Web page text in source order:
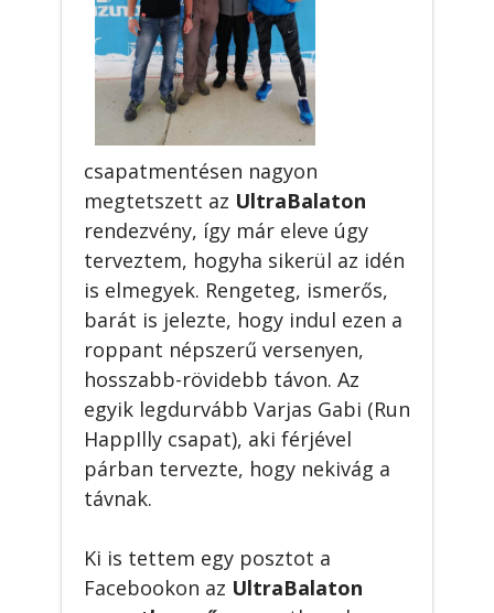
csapatmentésen nagyon
megtetszett az UltraBalaton
rendezvény, így már eleve úgy
terveztem, hogyha sikerül az idén
is elmegyek. Rengeteg, ismerős,
barát is jelezte, hogy indul ezen a
roppant népszerű versenyen,
hosszabb-rövidebb távon. Az
egyik legdurvább Varjas Gabi (Run
HappIlly csapat), aki férjével
párban tervezte, hogy nekivág a
távnak.
Ki is tettem egy posztot a
Facebookon az UltraBalaton